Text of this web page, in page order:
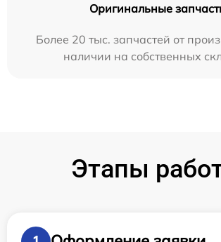
Оригинальные
Более 20 тыс. запчастей от
наличии на собственных
Этапы